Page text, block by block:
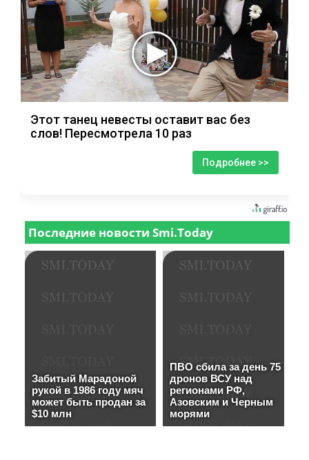
Этот танец невесты оставит вас без
слов! Пересмотрела 10 раз
Подробнее >>